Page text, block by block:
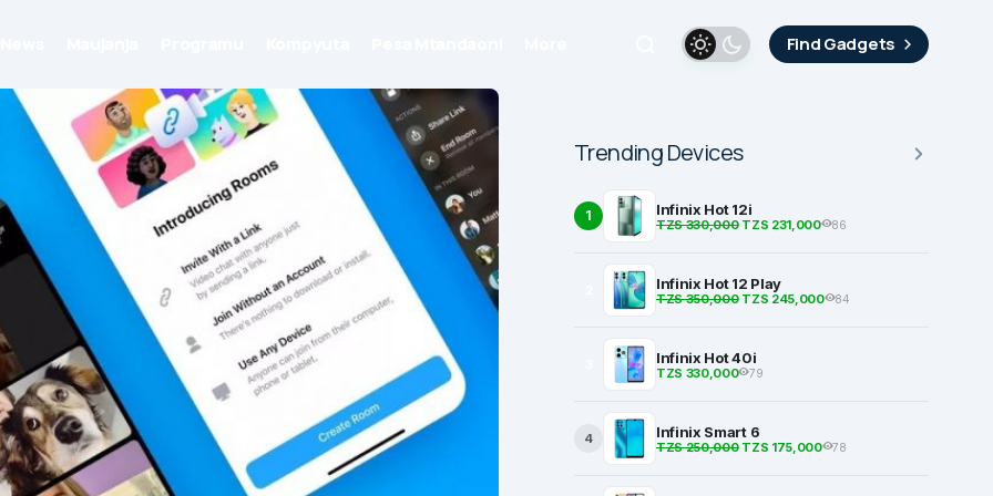
Find Gadgets
Trending Devices
1 Infinix Hot 12i
TZS 330,000TZS 231,000 86
Infinix Hot 12 Play
TZS 350,000TZS 245,000 84
Infinix Hot 40i
TZS 330,000 79
4 Infinix Smart 6
TZS 250,000TZS 175,000 78